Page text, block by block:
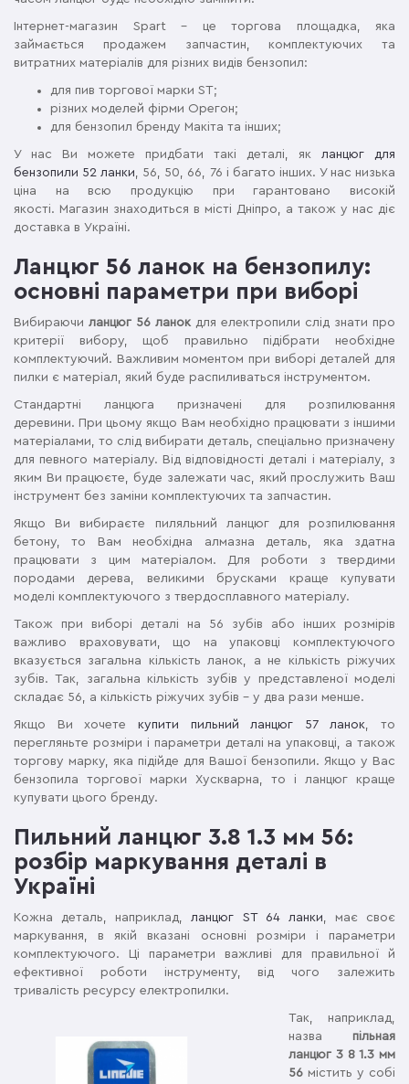
Інтернет-магазин Spart – це торгова площадка, яка
займається продажем запчастин, комплектуючих та
витратних матеріалів для різних видів бензопил:
для пив торгової марки ST;
різних моделей фірми Орегон;
для бензопил бренду Макіта та інших;
У нас Ви можете придбати такі деталі, як ланцюг для
бензопили 52 ланки, 56, 50, 66, 76 і багато інших. У нас низька
ціна на всю продукцію при гарантовано високій
якості. Магазин знаходиться в місті Дніпро, а також у нас діє
доставка в Україні.
Ланцюг 56 ланок на бензопилу:
основні параметри при виборі
Вибираючи ланцюг 56 ланокдля електропили слід знати про
критерії вибору, щоб правильно підібрати необхідне
комплектуючий. Важливим моментом при виборі деталей для
пилки є матеріал, який буде распиливаться інструментом.
Стандартні ланцюга призначені для розпилювання
деревини. При цьому якщо Вам необхідно працювати з іншими
матеріалами, то слід вибирати деталь, спеціально призначену
для певного матеріалу. Від відповідності деталі і матеріалу, з
яким Ви працюєте, буде залежати час, який прослужить Ваш
інструмент без заміни комплектуючих та запчастин.
Якщо Ви вибираєте пиляльний ланцюг для розпилювання
бетону, то Вам необхідна алмазна деталь, яка здатна
працювати з цим матеріалом. Для роботи з твердими
породами дерева, великими брусками краще купувати
моделі комплектуючого з твердосплавного матеріалу.
Також при виборі деталі на 56 зубів або інших розмірів
важливо враховувати, що на упаковці комплектуючого
вказується загальна кількість ланок, а не кількість ріжучих
зубів. Так, загальна кількість зубів у представленої моделі
складає 56, а кількість ріжучих зубів – у два рази менше.
Якщо Ви хочете купити пильний ланцюг 57 ланок, то
перегляньте розміри і параметри деталі на упаковці, а також
торгову марку, яка підійде для Вашої бензопили. Якщо у Вас
бензопила торгової марки Хускварна, то і ланцюг краще
купувати цього бренду.
Пильний ланцюг 3.8 1.3 мм 56:
розбір маркування деталі в
Україні
Кожна деталь, наприклад,ланцюг ST 64 ланки, має своє
маркування, в якій вказані основні розміри і параметри
комплектуючого. Ці параметри важливі для правильної й
ефективної роботи інструменту, від чого залежить
тривалість ресурсу електропилки.
Так, наприклад,
назва пільная
ланцюг 3 8 1.3 мм
56 містить у собі